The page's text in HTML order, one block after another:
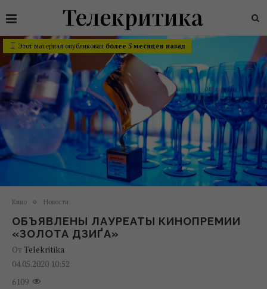
Этот материал опубликован более 5 месяцев назад
Кино Новости
ОБЪЯВЛЕНЫ ЛАУРЕАТЫ КИНОПРЕМИИ
«ЗОЛОТА ДЗИҐА»
От Telekritika
04.05.2020 10:52
6109